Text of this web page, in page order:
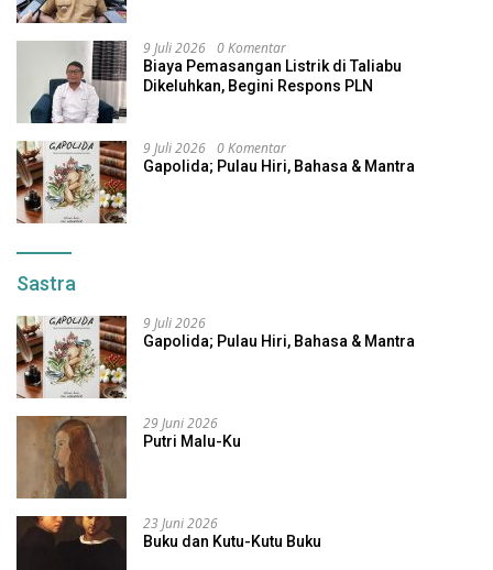
9 Juli 2026 0 Komentar
Biaya Pemasangan Listrik di Taliabu
Dikeluhkan, Begini Respons PLN
9 Juli 2026 0 Komentar
Gapolida; Pulau Hiri, Bahasa & Mantra
Sastra
9 Juli 2026
Gapolida; Pulau Hiri, Bahasa & Mantra
29 Juni 2026
Putri Malu-Ku
23 Juni 2026
Buku dan Kutu-Kutu Buku